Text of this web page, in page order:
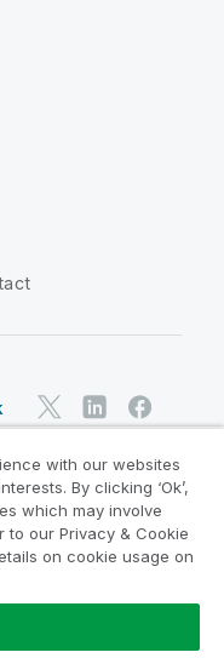
AB. Tous
with our websites
By clicking ‘Ok’,
which may involve
to our Privacy & Cookie
on cookie usage on